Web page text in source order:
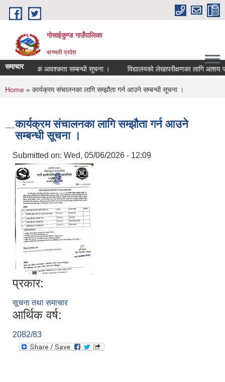
Skip to main content
गोसाईकुण्ड गाउँपालिका
बागमती प्रदेश
समाचारशिक्षक आवश्कता सम्बन्धी सूचना । विद्यालयको लेखापरीक्षणका लागि आशय
You are here
Home » कार्यक्रम संचालनका लागि सम्झौता गर्न आउने सम्बन्धी सूचना ।
कार्यक्रम संचालनका लागि सम्झौता गर्न आउने
सम्बन्धी सूचना ।
Submitted on: Wed, 05/06/2026 - 12:09
प्रकार:
सूचना तथा समाचार
आर्थिक वर्ष:
2082/83